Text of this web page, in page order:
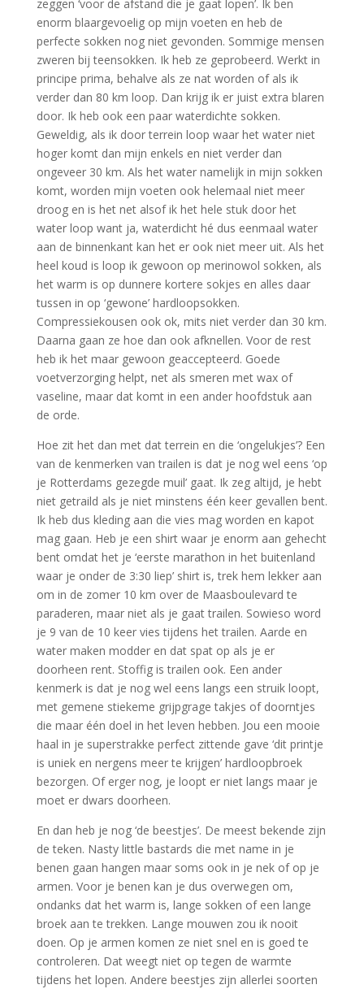
zeggen ‘voor de afstand die je gaat lopen’. Ik ben
enorm blaargevoelig op mijn voeten en heb de
perfecte sokken nog niet gevonden. Sommige mensen
zweren bij teensokken. Ik heb ze geprobeerd. Werkt in
principe prima, behalve als ze nat worden of als ik
verder dan 80 km loop. Dan krijg ik er juist extra blaren
door. Ik heb ook een paar waterdichte sokken.
Geweldig, als ik door terrein loop waar het water niet
hoger komt dan mijn enkels en niet verder dan
ongeveer 30 km. Als het water namelijk in mijn sokken
komt, worden mijn voeten ook helemaal niet meer
droog en is het net alsof ik het hele stuk door het
water loop want ja, waterdicht hé dus eenmaal water
aan de binnenkant kan het er ook niet meer uit. Als het
heel koud is loop ik gewoon op merinowol sokken, als
het warm is op dunnere kortere sokjes en alles daar
tussen in op ‘gewone’ hardloopsokken.
Compressiekousen ook ok, mits niet verder dan 30 km.
Daarna gaan ze hoe dan ook afknellen. Voor de rest
heb ik het maar gewoon geaccepteerd. Goede
voetverzorging helpt, net als smeren met wax of
vaseline, maar dat komt in een ander hoofdstuk aan
de orde.
Hoe zit het dan met dat terrein en die ‘ongelukjes’? Een
van de kenmerken van trailen is dat je nog wel eens ‘op
je Rotterdams gezegde muil’ gaat. Ik zeg altijd, je hebt
niet getraild als je niet minstens één keer gevallen bent.
Ik heb dus kleding aan die vies mag worden en kapot
mag gaan. Heb je een shirt waar je enorm aan gehecht
bent omdat het je ‘eerste marathon in het buitenland
waar je onder de 3:30 liep’ shirt is, trek hem lekker aan
om in de zomer 10 km over de Maasboulevard te
paraderen, maar niet als je gaat trailen. Sowieso word
je 9 van de 10 keer vies tijdens het trailen. Aarde en
water maken modder en dat spat op als je er
doorheen rent. Stoffig is trailen ook. Een ander
kenmerk is dat je nog wel eens langs een struik loopt,
met gemene stiekeme grijpgrage takjes of doorntjes
die maar één doel in het leven hebben. Jou een mooie
haal in je superstrakke perfect zittende gave ‘dit printje
is uniek en nergens meer te krijgen’ hardloopbroek
bezorgen. Of erger nog, je loopt er niet langs maar je
moet er dwars doorheen.
En dan heb je nog ‘de beestjes’. De meest bekende zijn
de teken. Nasty little bastards die met name in je
benen gaan hangen maar soms ook in je nek of op je
armen. Voor je benen kan je dus overwegen om,
ondanks dat het warm is, lange sokken of een lange
broek aan te trekken. Lange mouwen zou ik nooit
doen. Op je armen komen ze niet snel en is goed te
controleren. Dat weegt niet op tegen de warmte
tijdens het lopen. Andere beestjes zijn allerlei soorten